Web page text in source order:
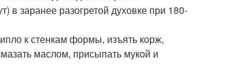
в заранее разогретой духовке при 180-
к стенкам формы, изъять корж,
маслом, присыпать мукой и